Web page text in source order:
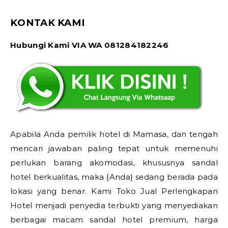
KONTAK KAMI
Hubungi Kami VIA WA 081284182246
Apabila Anda pemilik hotel di Mamasa, dan tengah
mencari jawaban paling tepat untuk memenuhi
perlukan barang akomodasi, khususnya sandal
hotel berkualitas, maka {Anda} sedang berada pada
lokasi yang benar. Kami Toko Jual Perlengkapan
Hotel menjadi penyedia terbukti yang menyediakan
berbagai macam sandal hotel premium, harga